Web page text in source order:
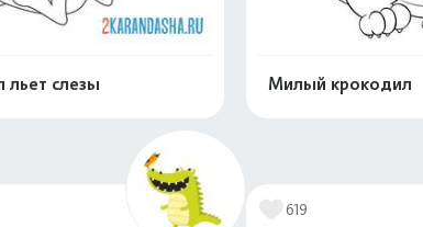
льет слезы
и скачать
Милый крокодил
619